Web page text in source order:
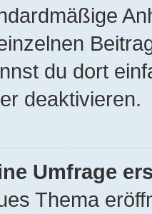
du dort
deaktivieren.
Umfrage
Thema